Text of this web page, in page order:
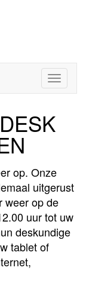
op. Onze
uitgerust
weer op de
uur tot uw
deskundige
tablet of